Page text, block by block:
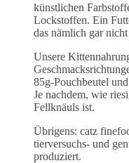
künstlichen
Lockstoffen. Ein
das nämlich gar
Unsere
85g-Pouchbeutel
Je nachdem, wie
Fellknäuls ist.
Übrigens: catz
tierversuchs- und
produziert.